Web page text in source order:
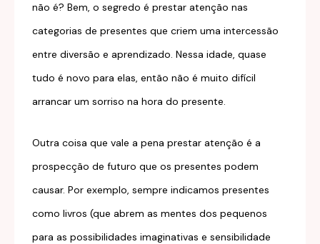
não é? Bem, o segredo é prestar atenção nas
categorias de presentes que criem uma intercessão
entre diversão e aprendizado. Nessa idade, quase
tudo é novo para elas, então não é muito difícil
arrancar um sorriso na hora do presente.
Outra coisa que vale a pena prestar atenção é a
prospecção de futuro que os presentes podem
causar. Por exemplo, sempre indicamos presentes
como livros (que abrem as mentes dos pequenos
para as possibilidades imaginativas e sensibilidade